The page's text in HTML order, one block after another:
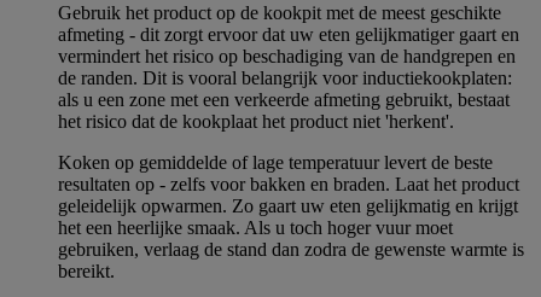
Gebruik het product op de kookpit met de meest geschikte
afmeting - dit zorgt ervoor dat uw eten gelijkmatiger gaart en
vermindert het risico op beschadiging van de handgrepen en
de randen. Dit is vooral belangrijk voor inductiekookplaten:
als u een zone met een verkeerde afmeting gebruikt, bestaat
het risico dat de kookplaat het product niet 'herkent'.
Koken op gemiddelde of lage temperatuur levert de beste
resultaten op - zelfs voor bakken en braden. Laat het product
geleidelijk opwarmen. Zo gaart uw eten gelijkmatig en krijgt
het een heerlijke smaak. Als u toch hoger vuur moet
gebruiken, verlaag de stand dan zodra de gewenste warmte is
bereikt.